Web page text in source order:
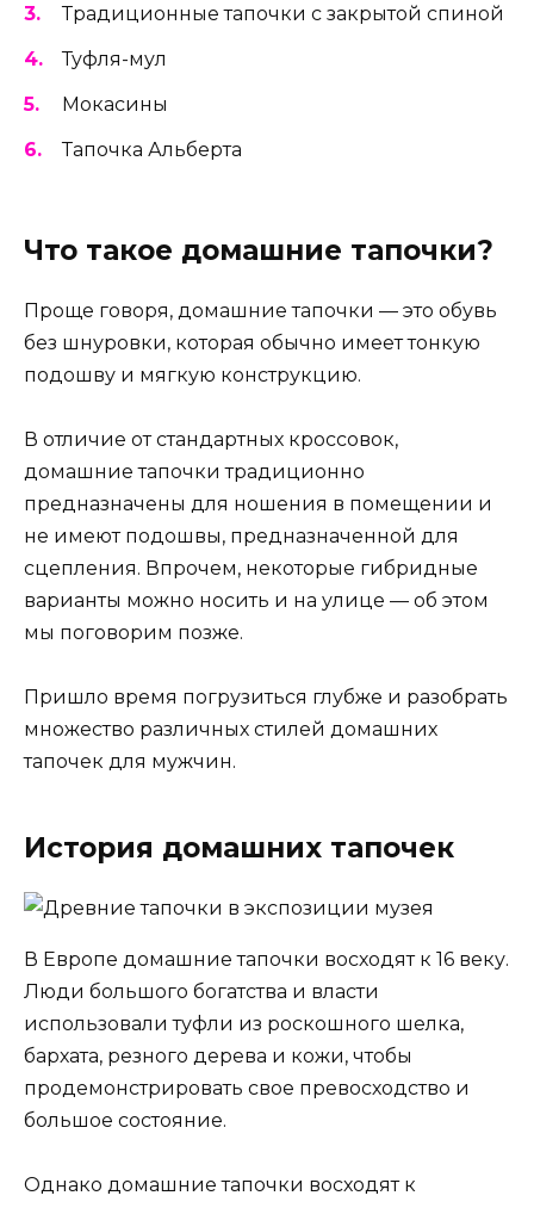
Традиционные тапочки с закрытой спиной
Туфля-мул
Мокасины
Тапочка Альберта
Что такое домашние тапочки?
Проще говоря, домашние тапочки — это обувь
без шнуровки, которая обычно имеет тонкую
подошву и мягкую конструкцию.
В отличие от стандартных кроссовок,
домашние тапочки традиционно
предназначены для ношения в помещении и
не имеют подошвы, предназначенной для
сцепления. Впрочем, некоторые гибридные
варианты можно носить и на улице — об этом
мы поговорим позже.
Пришло время погрузиться глубже и разобрать
множество различных стилей домашних
тапочек для мужчин.
История домашних тапочек
В Европе домашние тапочки восходят к 16 веку.
Люди большого богатства и власти
использовали туфли из роскошного шелка,
бархата, резного дерева и кожи, чтобы
продемонстрировать свое превосходство и
большое состояние.
Однако домашние тапочки восходят к